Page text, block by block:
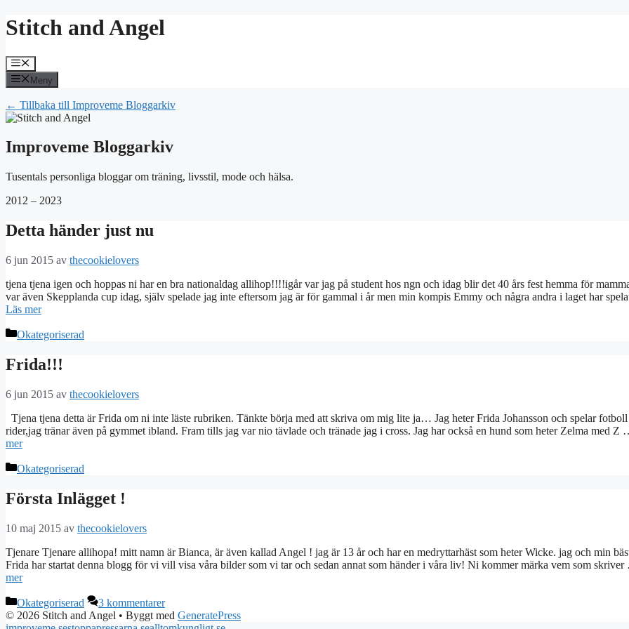
Hoppa
till
Stitch and Angel
Meny
Meny
← Tillbaka till Improveme Bloggarkiv
Improveme Bloggarkiv
Tusentals personliga bloggar om träning, livsstil, mode och hälsa.
2012 – 2023
Detta händer just nu
6 jun 2015 av thecookielovers
tjena tjena igen och hoppas ni har en bra nationaldag allihop!!!!igår var jag på student hos ngn och idag blir det 40 års fest hemma för
var även Skepplanda cup idag, själv spelade jag inte eftersom jag är för gammal i år men min kompis Emmy och några andra i laget har
Läs mer
Kategorier
Okategoriserad
Frida!!!
6 jun 2015 av thecookielovers
Tjena tjena detta är Frida om ni inte läste rubriken. Tänkte börja med att skriva om mig lite ja… Jag heter Frida Johansson och spelar
rider,jag tränar även på gymmet ibland. Fram tills jag var nio tävlade och tränade jag i cross. Jag har också en hund som heter Zelma med Z
mer
Kategorier
Okategoriserad
Första Inlägget !
10 maj 2015 av thecookielovers
Tjenare Tjenare allihopa! mitt namn är Bianca, är även kallad Angel ! jag är 13 år och har en medryttarhäst som heter Wicke. jag och min
Frida har startat denna blogg för vi vill visa våra bilder som vi tar och sedan annat som händer i våra liv! Ni kommer märka vem som
mer
Kategorier
Okategoriserad
3 kommentarer
© 2026 Stitch and Angel • Byggt med GeneratePress